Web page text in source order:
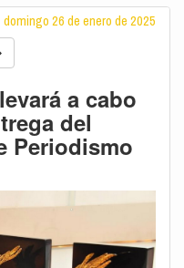
domingo 26 de enero de 2025
a cabo
del
Periodismo